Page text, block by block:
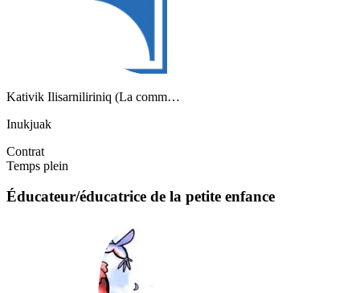
Kativik Ilisarniliriniq (La comm…
Inukjuak
Contrat
Temps plein
Éducateur/éducatrice de la petite enfance